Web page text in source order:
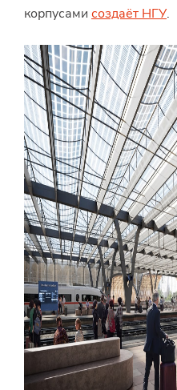
корпусами создаёт НГУ.